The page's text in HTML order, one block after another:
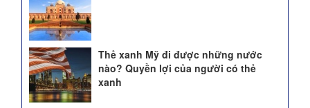
Thẻ xanh Mỹ đi được những nước
nào? Quyền lợi của người có thẻ
xanh